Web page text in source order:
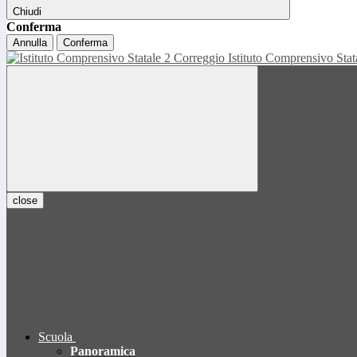
Chiudi
Conferma
Annulla Conferma
Istituto Comprensivo
close
Scuola
Panoramica